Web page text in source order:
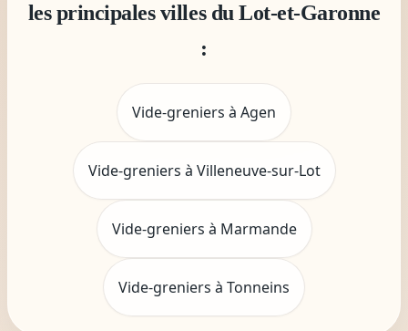
les principales villes du Lot-et-Garonne
:
Vide-greniers à Agen
Vide-greniers à Villeneuve-sur-Lot
Vide-greniers à Marmande
Vide-greniers à Tonneins